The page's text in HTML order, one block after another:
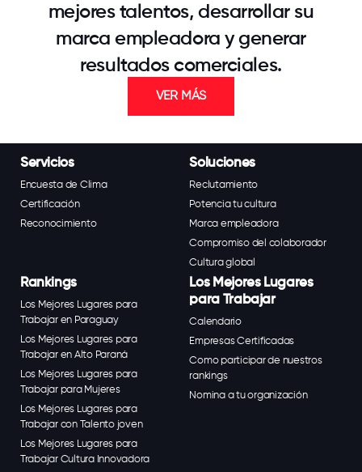
mejores talentos, desarrollar su
marca empleadora y generar
resultados comerciales.
VER MÁS
Servicios
Encuesta de Clima
Certificación
Reconocimiento
Soluciones
Reclutamiento
Potencia tu cultura
Marca empleadora
Compromiso del colaborador
Cultura global
Rankings
Los Mejores Lugares para
Trabajar en Paraguay
Los Mejores Lugares para
Trabajar en Alto Paraná
Los Mejores Lugares para
Trabajar para Mujeres
Los Mejores Lugares para
Trabajar con Talento joven
Los Mejores Lugares para
Trabajar Cultura Innovadora
Los Mejores Lugares
para Trabajar
Calendario
Empresas Certificadas
Como participar de nuestros
rankings
Nomina a tu organización